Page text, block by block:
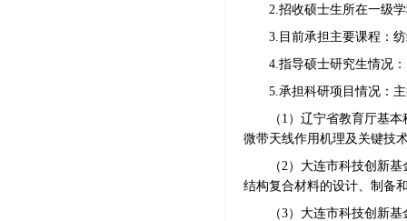
2.招收硕士生所在一级
3.目前承担主要课程：
4.指导硕士研究生情况
5.承担科研项目情况：
（1）辽宁省教育厅基本
微带天线作用机理及关键技
（2） 大连市科技创新
结构复合材料的设计、制备
（3）大连市科技创新